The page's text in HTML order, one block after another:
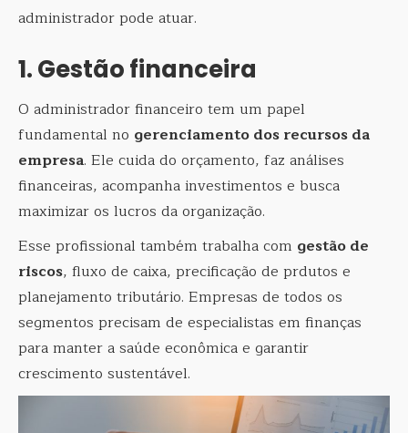
administrador pode atuar.
1. Gestão financeira
O administrador financeiro tem um papel
fundamental no gerenciamento dos recursos da
empresa. Ele cuida do orçamento, faz análises
financeiras, acompanha investimentos e busca
maximizar os lucros da organização.
Esse profissional também trabalha com gestão de
riscos, fluxo de caixa, precificação de prdutos e
planejamento tributário. Empresas de todos os
segmentos precisam de especialistas em finanças
para manter a saúde econômica e garantir
crescimento sustentável.